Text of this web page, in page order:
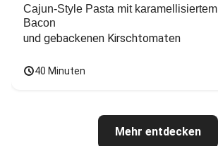
Cajun-Style Pasta mit karamellisiertem
Bacon
und gebackenen Kirschtomaten
40 Minuten
Mehr entdecken